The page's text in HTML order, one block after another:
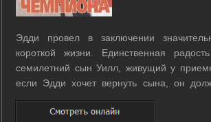
Эдди провел в заключении
короткой жизни. Единственная
семилетний сын Уилл, живущий у
если Эдди хочет вернуть сына, он
свои взгляды на жизнь. Эдди не мог
этом ему поможет тяжело больной конь